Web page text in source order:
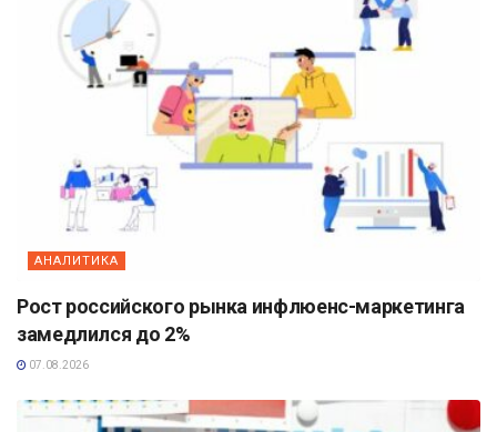
АНАЛИТИКА
Рост российского рынка инфлюенс-маркетинга
замедлился до 2%
07.08.2026